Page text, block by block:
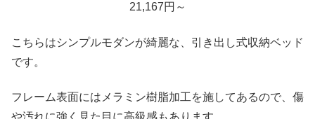
21,167円～
こちらはシンプルモダンが綺麗な、引き出し式収納ベッド
です。
フレーム表面にはメラミン樹脂加工を施してあるので、傷
や汚れに強く見た目に高級感もあります。